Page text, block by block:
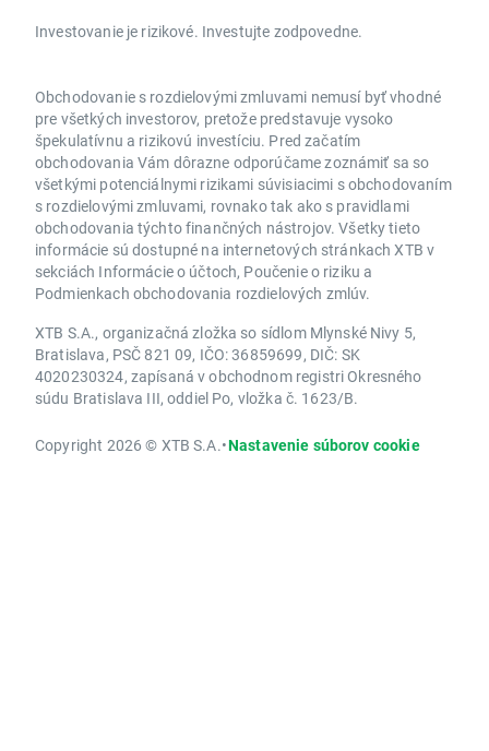
Investovanie je rizikové. Investujte zodpovedne.
Obchodovanie s rozdielovými zmluvami nemusí byť vhodné
pre všetkých investorov, pretože predstavuje vysoko
špekulatívnu a rizikovú investíciu. Pred začatím
obchodovania Vám dôrazne odporúčame zoznámiť sa so
všetkými potenciálnymi rizikami súvisiacimi s obchodovaním
s rozdielovými zmluvami, rovnako tak ako s pravidlami
obchodovania týchto finančných nástrojov. Všetky tieto
informácie sú dostupné na internetových stránkach XTB v
sekciách Informácie o účtoch, Poučenie o riziku a
Podmienkach obchodovania rozdielových zmlúv.
XTB S.A., organizačná zložka so sídlom Mlynské Nivy 5,
Bratislava, PSČ 821 09, IČO: 36859699, DIČ: SK
4020230324, zapísaná v obchodnom registri Okresného
súdu Bratislava III, oddiel Po, vložka č. 1623/B.
Copyright 2026 © XTB S.A.•Nastavenie súborov cookie